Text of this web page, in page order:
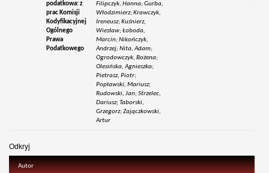
podatkowa: z
prac Komisji
Kodyfikacyjnej
Ogólnego
Prawa
Podatkowego
Filipczyk, Hanna; Gurba,
Włodzimierz; Krawczyk,
Ireneusz; Kuśnierz,
Wiesław; Łoboda,
Marcin; Nikończyk,
Andrzej; Nita, Adam;
Ogrodowczyk, Bożena;
Olesińska, Agnieszka;
Pietrasz, Piotr;
Popławski, Mariusz;
Rudowski, Jan; Strzelec,
Dariusz; Taborski,
Grzegorz; Zajączkowski,
Artur
Odkryj
Autor